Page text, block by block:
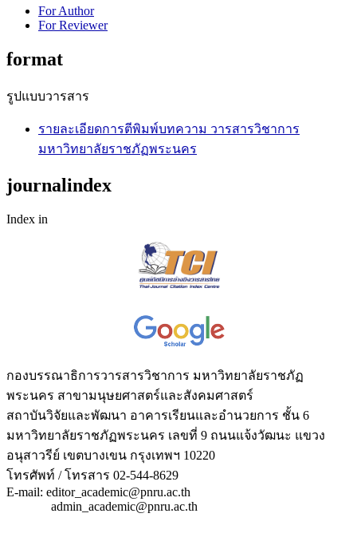
For Author
For Reviewer
format
รูปแบบวารสาร
รายละเอียดการตีพิมพ์บทความ วารสารวิชาการ
มหาวิทยาลัยราชภัฏพระนคร
journalindex
Index in
กองบรรณาธิการวารสารวิชาการ มหาวิทยาลัยราชภัฏ
พระนคร สาขามนุษยศาสตร์และสังคมศาสตร์
สถาบันวิจัยและพัฒนา อาคารเรียนและอำนวยการ ชั้น 6
มหาวิทยาลัยราชภัฏพระนคร เลขที่ 9 ถนนแจ้งวัฒนะ แขวง
อนุสาวรีย์ เขตบางเขน กรุงเทพฯ 10220
โทรศัพท์ / โทรสาร 02-544-8629
E-mail: editor_academic@pnru.ac.th
admin_academic@pnru.ac.th